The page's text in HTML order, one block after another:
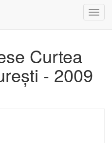
Curtea
- 2009